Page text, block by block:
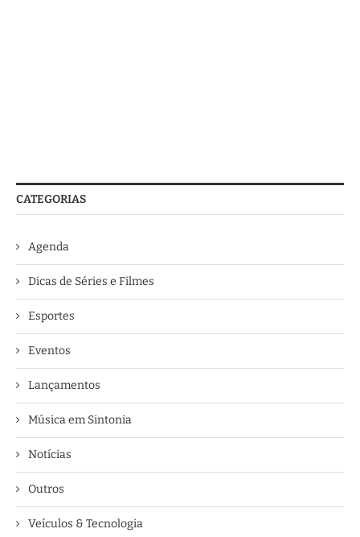
CATEGORIAS
Agenda
Dicas de Séries e Filmes
Esportes
Eventos
Lançamentos
Música em Sintonia
Notícias
Outros
Veículos & Tecnologia